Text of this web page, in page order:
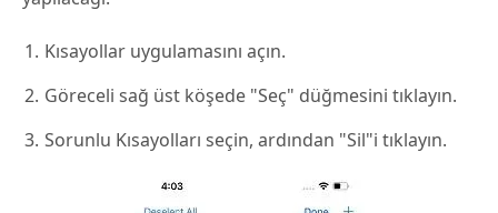
Kısayollar uygulamasını açın.
Göreceli sağ üst köşede "Seç" düğmesini tıklayın.
Sorunlu Kısayolları seçin, ardından "Sil"i tıklayın.